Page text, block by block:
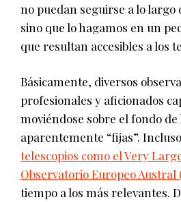
no puedan seguirse a lo largo
sino que lo hagamos en un
que resultan accesibles a los
Básicamente, diversos
profesionales y aficionados
moviéndose sobre el fondo
aparentemente “fijas”. Incluso
telescopios como el Very
Observatorio Europeo Austral
tiempo a los más relevantes.